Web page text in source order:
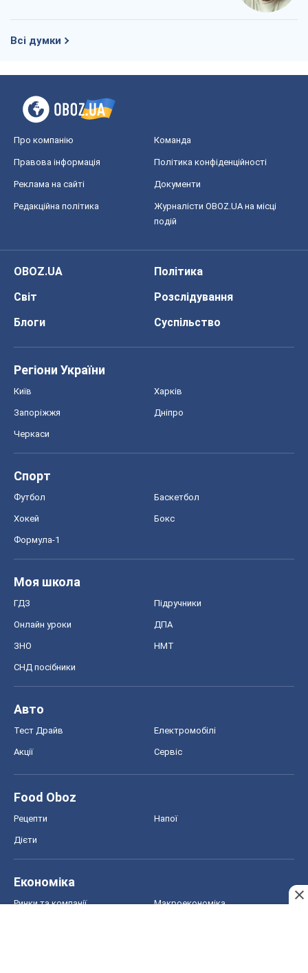
Всі думки
Про компанію Команда
Правова інформація Політика конфіденційності
Реклама на сайті Документи
Редакційна політика
Журналісти OBOZ.UA на місці
подій
OBOZ.UA
Політика
Світ
Розслідування
Блоги
Суспільство
Регіони України
Київ Харків
Запоріжжя Дніпро
Черкаси
Спорт
Футбол Баскетбол
Хокей Бокс
Формула-1
Моя школа
ГДЗ Підручники
Онлайн уроки ДПА
ЗНО НМТ
СНД посібники
Авто
Тест Драйв Електромобілі
Акції Сервіс
Food Oboz
Рецепти Напої
Дієти
Економіка
Ринки та компанії Макроекономіка